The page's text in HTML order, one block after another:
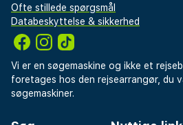
Ofte stillede spørgsmål
Databeskyttelse & sikkerhed
Vi er en søgemaskine og ikke et
foretages hos den rejsearrangør, du
søgemaskiner.